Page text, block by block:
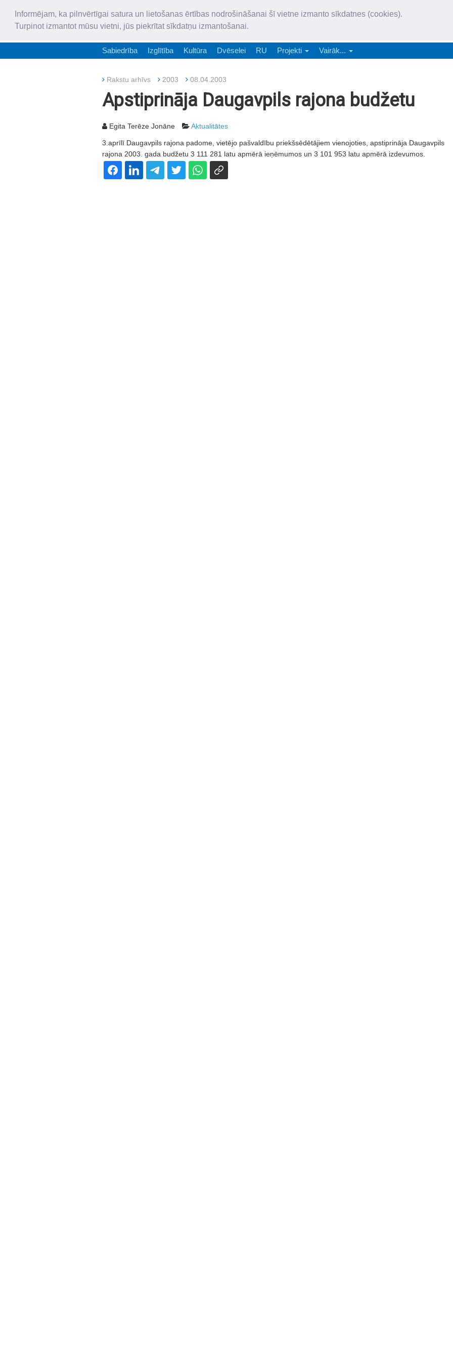
Informējam, ka pilnvērtīgai satura un lietošanas ērtības nodrošināšanai šī vietne izmanto sīkdatnes (cookies).
Turpinot izmantot mūsu vietni, jūs piekrītat sīkdatņu izmantošanai.
„Latgales Laiks” latviešu valodā aptver Daugavpils valstspilsētu,
Sabiedrība Izglītība Kultūra Dvēselei RU Projekti Vairāk...
Rakstu arhīvs 2003 08.04.2003
Apstiprināja Daugavpils rajona budžetu
Egita Terēze Jonāne Aktualitātes
3.aprīlī Daugavpils rajona padome, vietējo pašvaldību priekšsēdētājiem vienojoties, apstiprināja Daugavpils
rajona 2003. gada budžetu 3 111 281 latu apmērā ieņēmumos un 3 101 953 latu apmērā izdevumos.